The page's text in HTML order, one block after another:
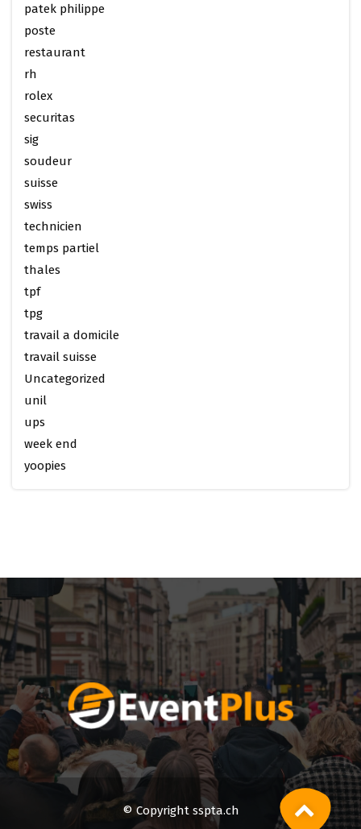
patek philippe
poste
restaurant
rh
rolex
securitas
sig
soudeur
suisse
swiss
technicien
temps partiel
thales
tpf
tpg
travail a domicile
travail suisse
Uncategorized
unil
ups
week end
yoopies
© Copyright sspta.ch